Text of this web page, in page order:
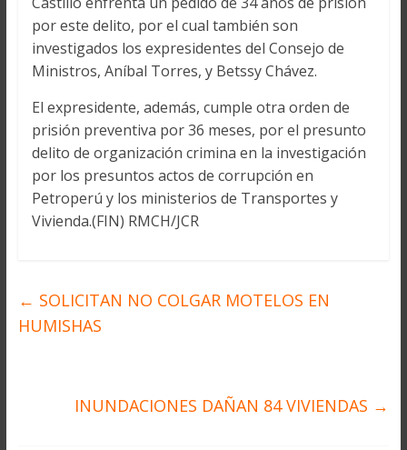
por este delito, por el cual también son
investigados los expresidentes del Consejo de
Ministros, Aníbal Torres, y Betssy Chávez.
El expresidente, además, cumple otra orden de
prisión preventiva por 36 meses, por el presunto
delito de organización crimina en la investigación
por los presuntos actos de corrupción en
Petroperú y los ministerios de Transportes y
Vivienda.(FIN) RMCH/JCR
← SOLICITAN NO COLGAR MOTELOS EN
HUMISHAS
INUNDACIONES DAÑAN 84 VIVIENDAS →